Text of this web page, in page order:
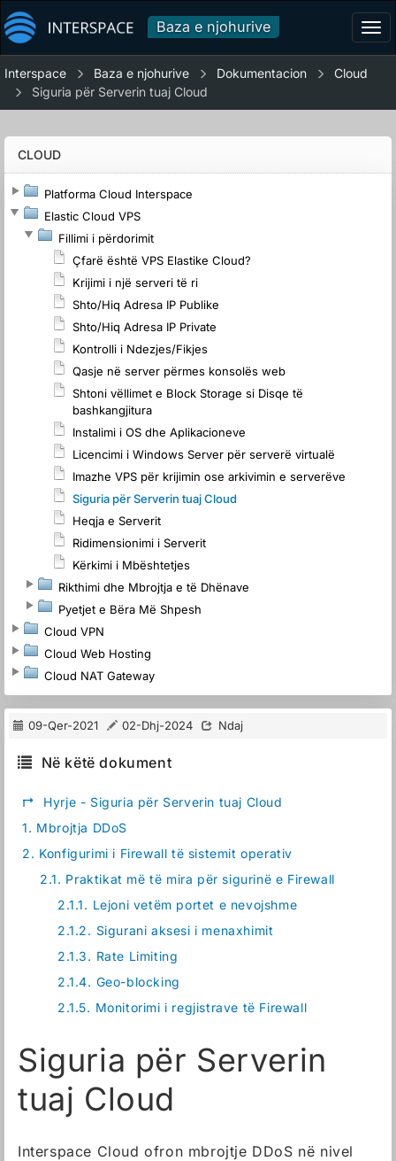
Baza e njohurive
Interspace Baza e njohurive Dokumentacion
Cloud
Siguria për Serverin tuaj Cloud
CLOUD
Platforma Cloud Interspace
Elastic Cloud VPS
Fillimi i përdorimit
Çfarë është VPS Elastike Cloud?
Krijimi i një serveri të ri
Shto/Hiq Adresa IP Publike
Shto/Hiq Adresa IP Private
Kontrolli i Ndezjes/Fikjes
Qasje në server përmes konsolës web
Shtoni vëllimet e Block Storage si Disqe të
bashkangjitura
Instalimi i OS dhe Aplikacioneve
Licencimi i Windows Server për serverë virtualë
Imazhe VPS për krijimin ose arkivimin e serverëve
Siguria për Serverin tuaj Cloud
Heqja e Serverit
Ridimensionimi i Serverit
Kërkimi i Mbështetjes
Rikthimi dhe Mbrojtja e të Dhënave
Pyetjet e Bëra Më Shpesh
Cloud VPN
Cloud Web Hosting
Cloud NAT Gateway
09-Qer-2021 02-Dhj-2024 Ndaj
Në këtë dokument
↱
Hyrje - Siguria për Serverin tuaj Cloud
1. Mbrojtja DDoS
2. Konfigurimi i Firewall të sistemit operativ
2.1. Praktikat më të mira për sigurinë e Firewall
2.1.1. Lejoni vetëm portet e nevojshme
2.1.2. Sigurani aksesi i menaxhimit
2.1.3. Rate Limiting
2.1.4. Geo-blocking
2.1.5. Monitorimi i regjistrave të Firewall
Siguria për Serverin
tuaj Cloud
Interspace Cloud ofron mbrojtje DDoS në nivel